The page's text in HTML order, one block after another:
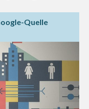
Quelle